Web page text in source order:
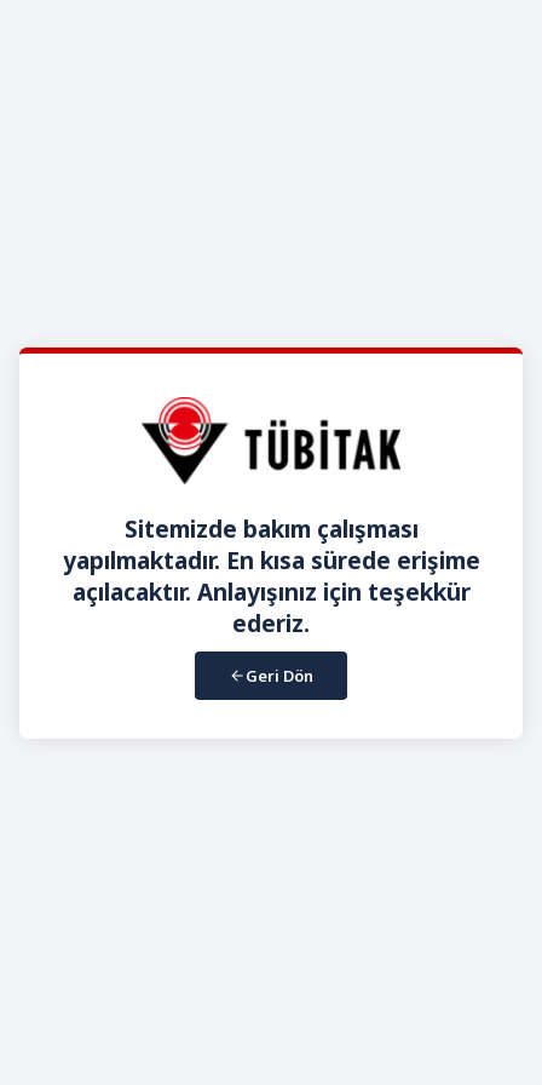
Sitemizde bakım çalışması
yapılmaktadır. En kısa sürede erişime
açılacaktır. Anlayışınız için teşekkür
ederiz.
Geri Dön